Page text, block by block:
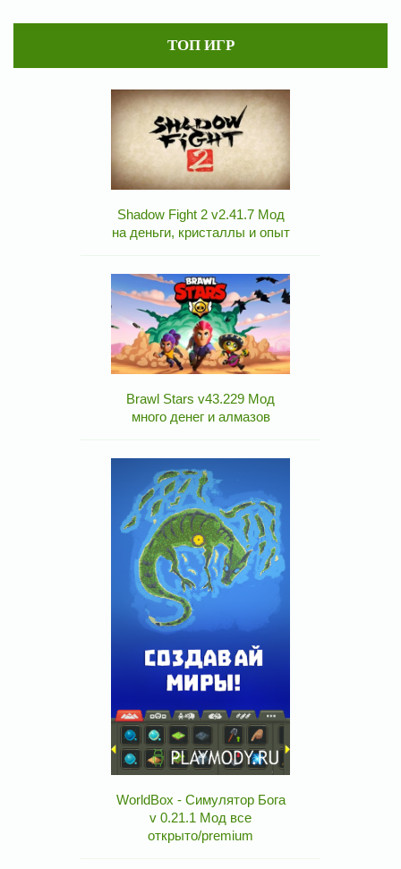
ТОП ИГР
Shadow Fight 2 v2.41.7 Мод
на деньги, кристаллы и опыт
Brawl Stars v43.229 Мод
много денег и алмазов
WorldBox - Симулятор Бога
v 0.21.1 Мод все
открыто/premium